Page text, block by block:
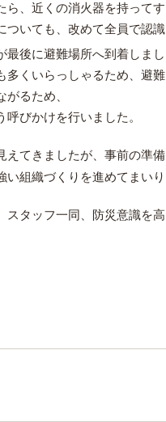
ら、近くの消火器を持って
いても、改めて全員で認識
後に避難場所へ到着しまし
くいらっしゃるため、避難
るため、
びかけを行いました。
てきましたが、事前の準
組織づくりを進めてまいり
タッフ一同、防災意識を